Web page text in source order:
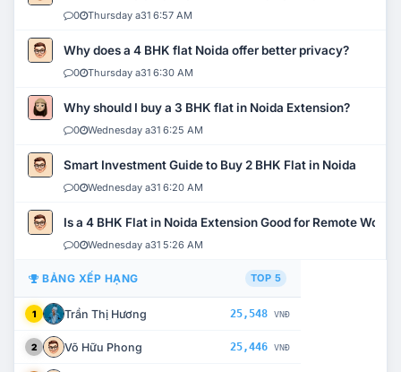
0 Thursday a31 6:57 AM
Why does a 4 BHK flat Noida offer better privacy?
0 Thursday a31 6:30 AM
Why should I buy a 3 BHK flat in Noida Extension?
0 Wednesday a31 6:25 AM
Smart Investment Guide to Buy 2 BHK Flat in Noida
0 Wednesday a31 6:20 AM
Is a 4 BHK Flat in Noida Extension Good for Remote Work?
0 Wednesday a31 5:26 AM
BẢNG XẾP HẠNG TOP 5
1 Trần Thị Hương 25,548 VNĐ
2 Võ Hữu Phong 25,446 VNĐ